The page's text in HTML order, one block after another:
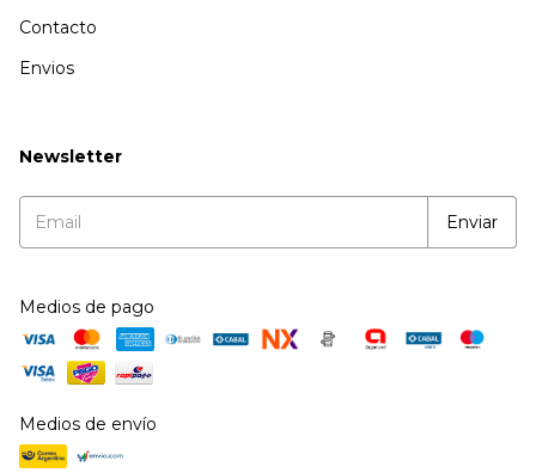
Contacto
Envios
Newsletter
Medios de pago
Medios de envío